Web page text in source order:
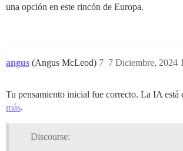
una opción en este rincón de Europa.
angus (Angus McLeod) 7 Diciembre, 2024
7
Tu pensamiento inicial fue correcto. La IA está
más.
Discourse: